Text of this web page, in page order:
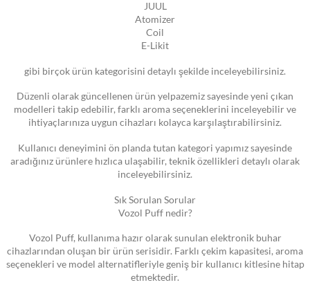
JUUL
Atomizer
Coil
E-Likit
gibi birçok ürün kategorisini detaylı şekilde inceleyebilirsiniz.
Düzenli olarak güncellenen ürün yelpazemiz sayesinde yeni çıkan
modelleri takip edebilir, farklı aroma seçeneklerini inceleyebilir ve
ihtiyaçlarınıza uygun cihazları kolayca karşılaştırabilirsiniz.
Kullanıcı deneyimini ön planda tutan kategori yapımız sayesinde
aradığınız ürünlere hızlıca ulaşabilir, teknik özellikleri detaylı olarak
inceleyebilirsiniz.
Sık Sorulan Sorular
Vozol Puff nedir?
Vozol Puff, kullanıma hazır olarak sunulan elektronik buhar
cihazlarından oluşan bir ürün serisidir. Farklı çekim kapasitesi, aroma
seçenekleri ve model alternatifleriyle geniş bir kullanıcı kitlesine hitap
etmektedir.